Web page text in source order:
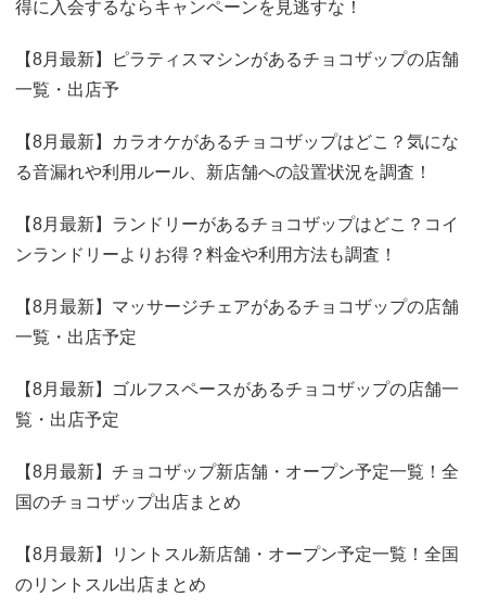
得に入会するならキャンペーンを見逃すな！
【8月最新】ピラティスマシンがあるチョコザップの店舗
一覧・出店予
【8月最新】カラオケがあるチョコザップはどこ？気にな
る音漏れや利用ルール、新店舗への設置状況を調査！
【8月最新】ランドリーがあるチョコザップはどこ？コイ
ンランドリーよりお得？料金や利用方法も調査！
【8月最新】マッサージチェアがあるチョコザップの店舗
一覧・出店予定
【8月最新】ゴルフスペースがあるチョコザップの店舗一
覧・出店予定
【8月最新】チョコザップ新店舗・オープン予定一覧！全
国のチョコザップ出店まとめ
【8月最新】リントスル新店舗・オープン予定一覧！全国
のリントスル出店まとめ